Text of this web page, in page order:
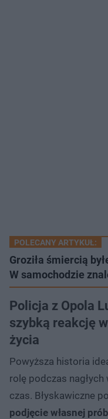
POLECANY ARTYKUŁ:
Groziła śmiercią
W samochodzie
Policja z Opola
szybką reakcję
życia
Powyższa historia
rolę podczas
czas. Błyskawiczne
podjęcie własnej